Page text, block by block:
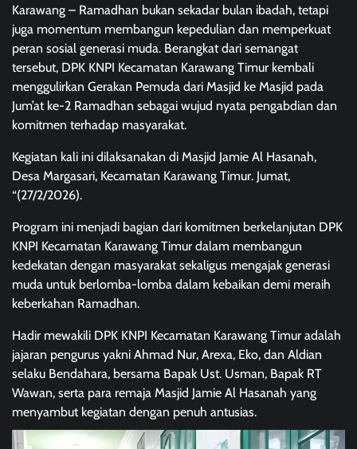
Karawang – Ramadhan bukan sekadar bulan ibadah, tetapi
juga momentum membangun kepedulian dan memperkuat
peran sosial generasi muda. Berangkat dari semangat
tersebut, DPK KNPI Kecamatan Karawang Timur kembali
menggulirkan Gerakan Pemuda dari Masjid ke Masjid pada
Jum’at ke-2 Ramadhan sebagai wujud nyata pengabdian dan
komitmen terhadap masyarakat.
Kegiatan kali ini dilaksanakan di Masjid Jamie Al Hasanah,
Desa Margasari, Kecamatan Karawang Timur. Jumat,
“(27/2/2026).
Program ini menjadi bagian dari komitmen berkelanjutan DPK
KNPI Kecamatan Karawang Timur dalam membangun
kedekatan dengan masyarakat sekaligus mengajak generasi
muda untuk berlomba-lomba dalam kebaikan demi meraih
keberkahan Ramadhan.
Hadir mewakili DPK KNPI Kecamatan Karawang Timur adalah
jajaran pengurus yakni Ahmad Nur, Arexa, Eko, dan Aldian
selaku Bendahara, bersama Bapak Ust. Usman, Bapak RT
Wawan, serta para remaja Masjid Jamie Al Hasanah yang
menyambut kegiatan dengan penuh antusias.